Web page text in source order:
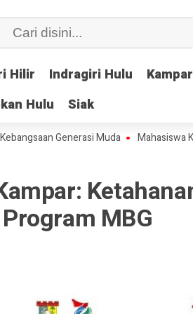
Hilir Indragiri Hulu Kampar
Hulu Siak
Hilir Indragiri Hulu Kampar
Hulu Siak
Generasi Muda Mahasiswa Kukerta
MBG